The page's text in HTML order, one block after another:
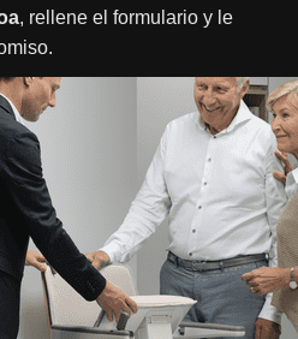
, rellene el formulario y le